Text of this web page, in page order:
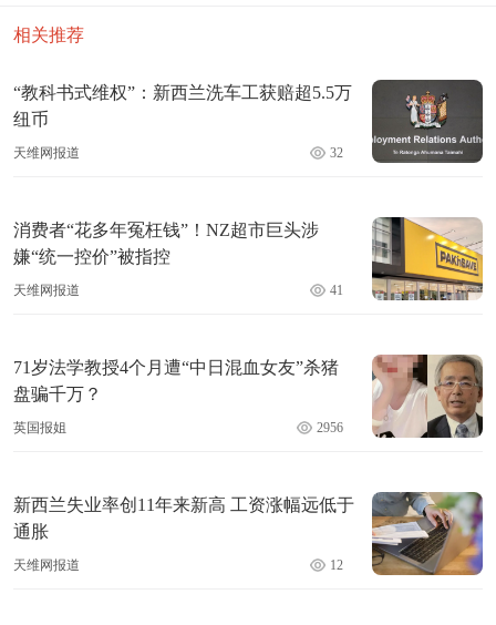
相关推荐
“教科书式维权”：新西兰洗车工获赔超5.5万
纽币
天维网报道 32
消费者“花多年冤枉钱”！NZ超市巨头涉
嫌“统一控价”被指控
天维网报道 41
71岁法学教授4个月遭“中日混血女友”杀猪
盘骗千万？
英国报姐 2956
新西兰失业率创11年来新高 工资涨幅远低于
通胀
天维网报道 12